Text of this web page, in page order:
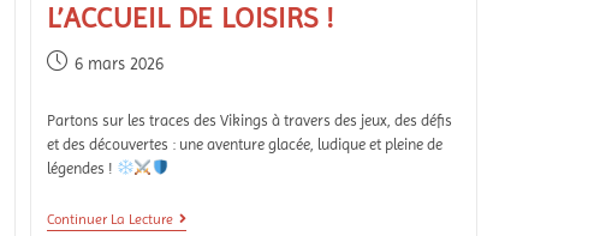
L’ACCUEIL DE LOISIRS !
6 mars 2026
Partons sur les traces des Vikings à travers des jeux, des défis
et des découvertes : une aventure glacée, ludique et pleine de
légendes !
Continuer La Lecture